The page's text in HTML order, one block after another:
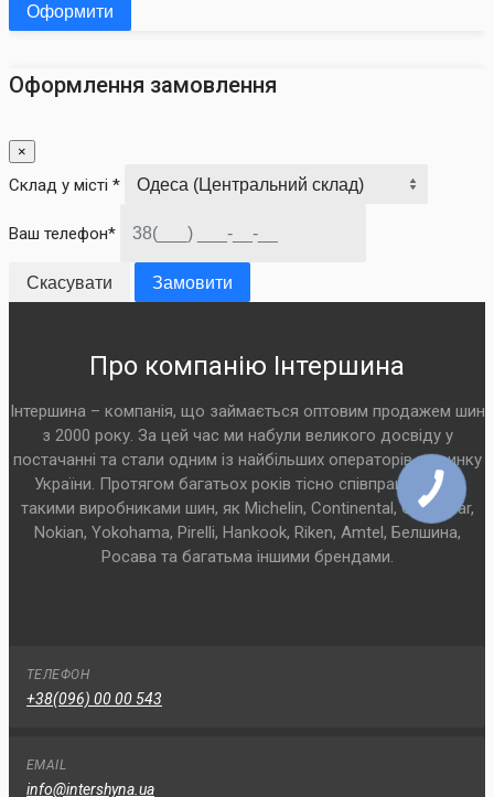
Оформити
Оформлення замовлення
×
Склад у місті *
Ваш телефон*
Скасувати Замовити
Про компанію Інтершина
Інтершина – компанія, що займається оптовим продажем шин
з 2000 року. За цей час ми набули великого досвіду у
постачанні та стали одним із найбільших операторів на ринку
України. Протягом багатьох років тісно співпрацюємо з
такими виробниками шин, як Michelin, Continental, Goodyear,
Nokian, Yokohama, Pirelli, Hankook, Riken, Amtel, Белшина,
Росава та багатьма іншими брендами.
ТЕЛЕФОН
+38(096) 00 00 543
EMAIL
info@intershyna.ua